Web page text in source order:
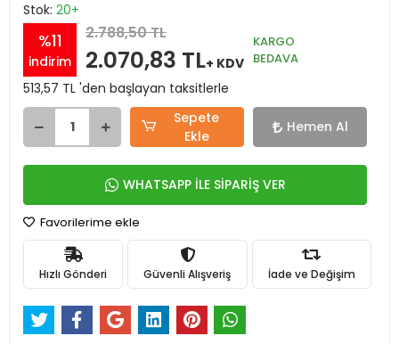
Stok: 20+
%11
indirim
2.788,50 TL
2.070,83 TL+ KDV
KARGO
BEDAVA
513,57 TL 'den başlayan taksitlerle
Sepete
Ekle
Hemen Al
WHATSAPP İLE SİPARİŞ VER
Favorilerime ekle
Hızlı Gönderi Güvenli Alışveriş İade ve Değişim